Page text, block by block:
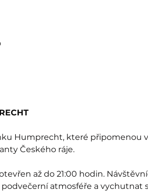
Humprecht, které připomenou
Českého ráje.
až do 21:00 hodin.
atmosféře a vychutnat